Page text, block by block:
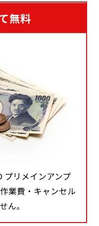
無料
プリメインアンプ
業費・キャンセル
ん。